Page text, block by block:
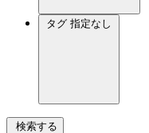
タグ 指定なし
検索する